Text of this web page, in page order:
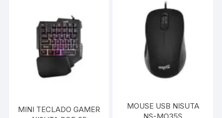
MINI TECLADO GAMER
MOUSE USB NISUTA